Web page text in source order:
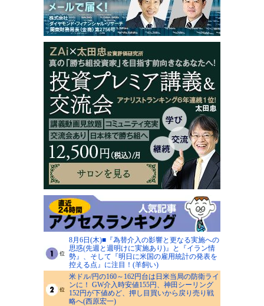
8月6日(木)■『為替介入の影響と更なる実施への
思惑(先週と週明けに実施あり)』と『イラン情
勢』、そして『明日に米国の雇用統計の発表を
控える点』に注目！(羊飼い)
米ドル/円の160～162円台は日米当局の防衛ライ
ンに！ GW介入時安値155円、神田シーリング
152円が下値めど、押し目買いから戻り売り戦
略へ(西原宏一)